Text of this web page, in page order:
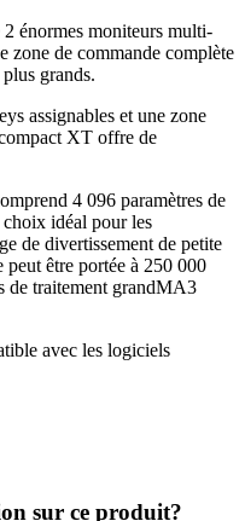
énormes moniteurs multi-
zone de commande complète
grands.
assignables et une zone
XT offre de
4 096 paramètres de
idéal pour les
de divertissement de petite
être portée à 250 000
de traitement grandMA3
avec les logiciels
sur ce produit?